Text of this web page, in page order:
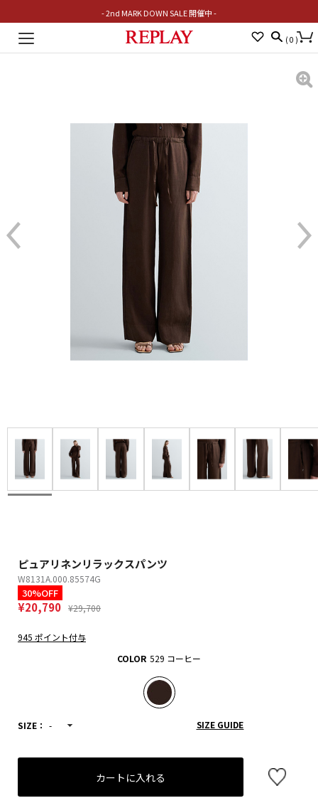
- 2nd MARK DOWN SALE 開催中 -
Toggle
( 0 )
ピュアリネンリラックスパンツ
W8131A.000.85574G
30%OFF
¥20,790 ¥29,700
945 ポイント付与
COLOR 529 コーヒー
SIZE： - SIZE GUIDE
カートに入れる